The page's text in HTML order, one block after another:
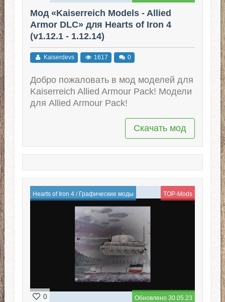
Мод «Kaiserreich Models - Allied
Armor DLC» для Hearts of Iron 4
(v1.12.1 - 1.12.14)
Kaiserdevs 1617 0
Добро пожаловать в мод моделей для
Kaiserreich Allied Armour Pack! Модели
для Allied Armour Pack!
Скачать мод
Hearts of Iron 4/ Графические моды TOP-Mods
Обновлено 30.05.23
0